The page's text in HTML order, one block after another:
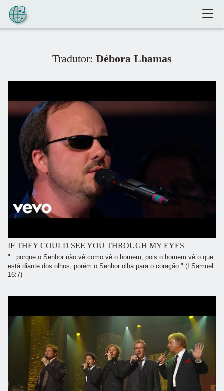
Pular para o conteúdo
Tradutor: Débora Lhamas
IF THEY COULD SEE YOU THROUGH MY EYES
"...porque o Senhor não vê como vê o homem, pois o homem vê o que
está diante dos olhos, porém o Senhor olha para o coração." (I Samuel
16:7)